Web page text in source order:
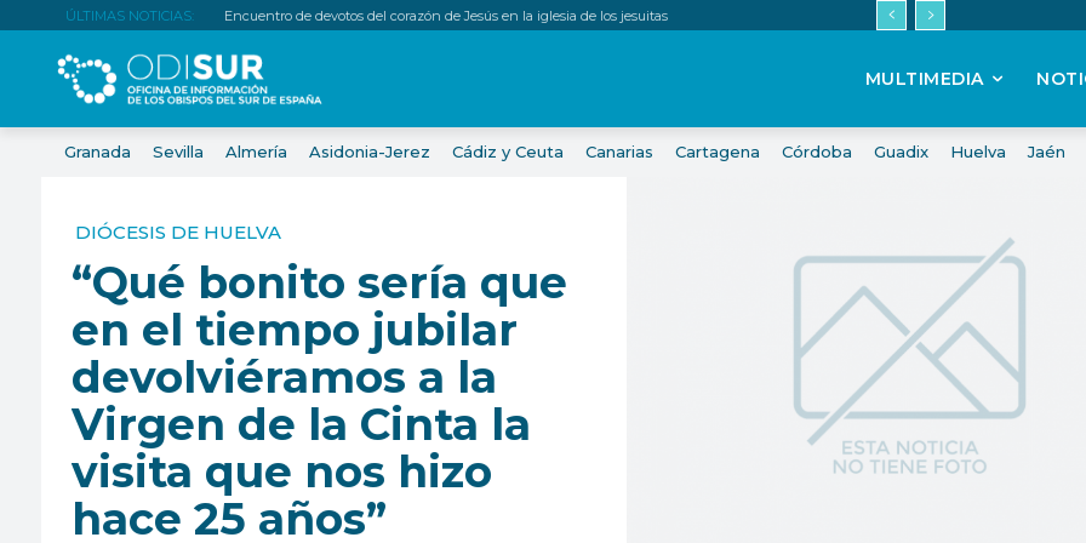
ÚLTIMAS NOTICIAS: Encuentro de devotos del corazón de Jesús en la iglesia de los jesuitas
MULTIMEDIA
Granada Sevilla Almería Asidonia-Jerez Cádiz y Ceuta Canarias Cartagena Córdoba Guadix Huelva Jaén
DIÓCESIS DE HUELVA
“Qué bonito sería que
en el tiempo jubilar
devolviéramos a la
Virgen de la Cinta la
visita que nos hizo
hace 25 años”